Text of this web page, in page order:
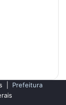
| Prefeitura